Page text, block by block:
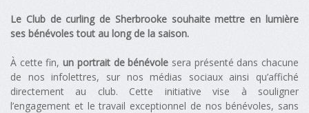
Le Club de curling de Sherbrooke souhaite mettre en lumière
ses bénévoles tout au long de la saison.
À cette fin,un portrait de bénévole sera présenté dans chacune
de nos infolettres, sur nos médias sociaux ainsi qu’affiché
directement au club. Cette initiative vise à souligner
l’engagement et le travail exceptionnel de nos bénévoles, sans